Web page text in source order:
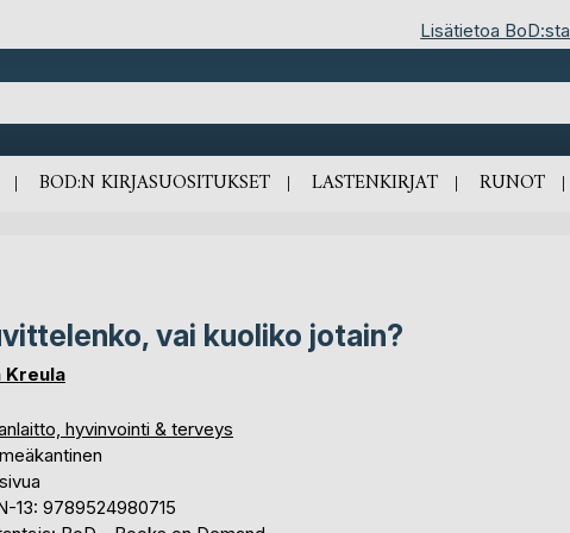
Lisätietoa BoD:sta
BOD:N KIRJASUOSITUKSET LASTENKIRJAT RUNOT
vai kuoliko jotain?
Kreula
hyvinvointi & terveys
13: 9789524980715